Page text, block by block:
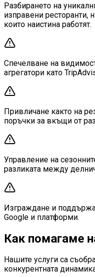
Разбирането на
изправени ресторанти,
които наистина работят.
Спечелване на
агрегатори като
Привличане както на
поръчки за вкъщи от
Управление на
разликата между
Изграждане и
Google и платформи.
Как помагаме
Нашите услуги са
конкурентната